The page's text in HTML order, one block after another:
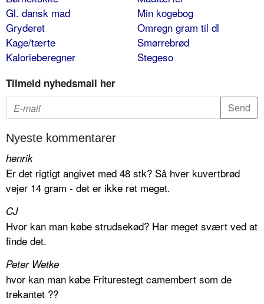
Gl. dansk mad
Gryderet
Kage/tærte
Kalorieberegner
Min kogebog
Omregn gram til dl
Smørrebrød
Stegeso
Tilmeld nyhedsmail her
Nyeste kommentarer
henrik
Er det rigtigt angivet med 48 stk? Så hver kuvertbrød
vejer 14 gram - det er ikke ret meget.
CJ
Hvor kan man købe strudsekød? Har meget svært ved at
finde det.
Peter Wetke
hvor kan man købe Friturestegt camembert som de
trekantet ??